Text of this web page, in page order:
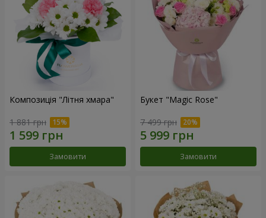
Композиція "Літня хмара"
1 881 грн
Замовити
Букет "Magic Rose"
7 499 грн
Замовити